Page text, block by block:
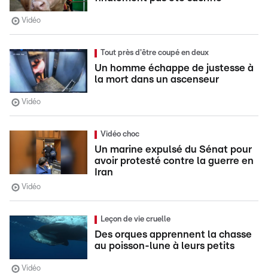
Vidéo
Tout près d'être coupé en deux
Un homme échappe de justesse à
la mort dans un ascenseur
Vidéo
Vidéo choc
Un marine expulsé du Sénat pour
avoir protesté contre la guerre en
Iran
Vidéo
Leçon de vie cruelle
Des orques apprennent la chasse
au poisson-lune à leurs petits
Vidéo